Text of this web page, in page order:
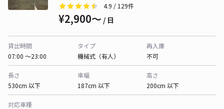
4.9 / 129件
¥2,900〜 / 日
貸出時間
07:00 〜23:00
タイプ
機械式（有人）
再入庫
不可
長さ
530cm 以下
車幅
187cm 以下
高さ
200cm 以下
対応車種